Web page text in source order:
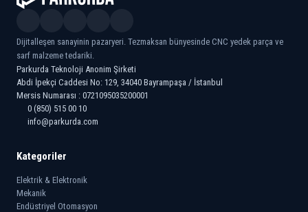
Dijitalleşen sanayinin pazaryeri. Tezmaksan bünyesinde CNC yedek parça ve
sarf malzeme tedariki.
Parkurda Teknoloji Anonim Şirketi
Abdi İpekçi Caddesi No: 129, 34040 Bayrampaşa / İstanbul
Mersis Numarası : 0721095035200001
0 (850) 515 00 10
info@parkurda.com
Kategoriler
Elektrik & Elektronik
Mekanik
Endüstriyel Otomasyon